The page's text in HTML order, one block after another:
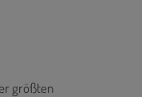
größten